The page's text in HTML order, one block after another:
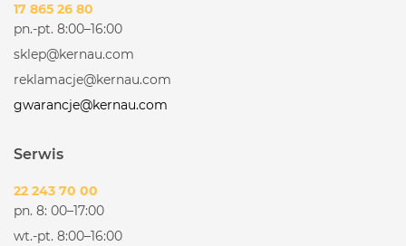
17 865 26 80
pn.-pt. 8:00–16:00
sklep@kernau.com
reklamacje@kernau.com
gwarancje@kernau.com
Serwis
22 243 70 00
pn. 8: 00–17:00
wt.-pt. 8:00–16:00